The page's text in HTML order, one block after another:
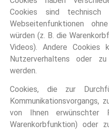
Cookies sind technisch
Webseitenfunktionen
würden (z. B. die
Videos). Andere Cookies
Nutzerverhaltens oder
werden.
Cookies, die zur
Kommunikationsvorgangs,
von Ihnen
Warenkorbfunktion) oder